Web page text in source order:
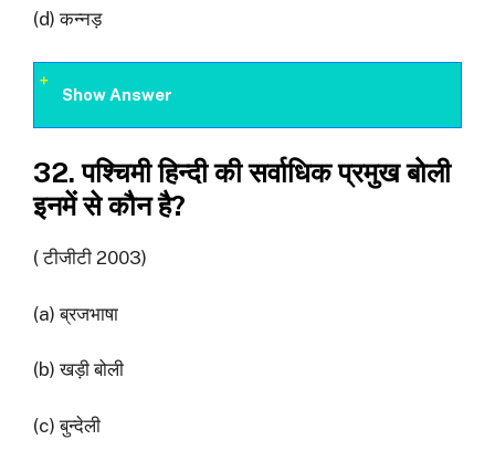
(d) कन्नड़
Show Answer
32. पश्चिमी हिन्दी की सर्वाधिक प्रमुख बोली
इनमें से कौन है?
( टीजीटी 2003)
(a) ब्रजभाषा
(b) खड़ी बोली
(c) बुन्देली